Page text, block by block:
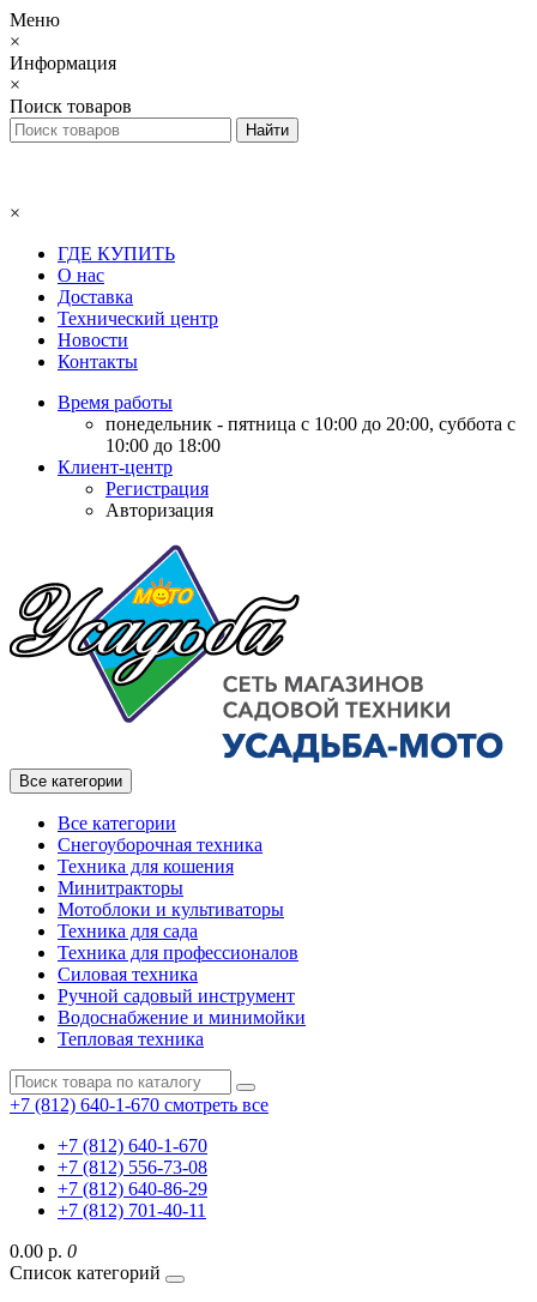
Меню
×
Информация
×
Поиск товаров
×
ГДЕ КУПИТЬ
О нас
Доставка
Технический центр
Новости
Контакты
Время работы
понедельник - пятница с 10:00 до 20:00, суббота с
10:00 до 18:00
Клиент-центр
Регистрация
Авторизация
Все категории
Все категории
Снегоуборочная техника
Техника для кошения
Минитракторы
Мотоблоки и культиваторы
Техника для сада
Техника для профессионалов
Силовая техника
Ручной садовый инструмент
Водоснабжение и минимойки
Тепловая техника
+7 (812) 640-1-670 смотреть все
+7 (812) 640-1-670
+7 (812) 556-73-08
+7 (812) 640-86-29
+7 (812) 701-40-11
0.00 р. 0
Список категорий